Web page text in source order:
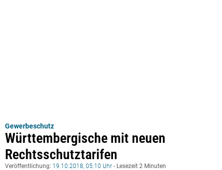
Gewerbeschutz
Württembergische mit neuen
Rechtsschutztarifen
Veröffentlichung: 19.10.2018, 05:10 Uhr - Lesezeit 2 Minuten